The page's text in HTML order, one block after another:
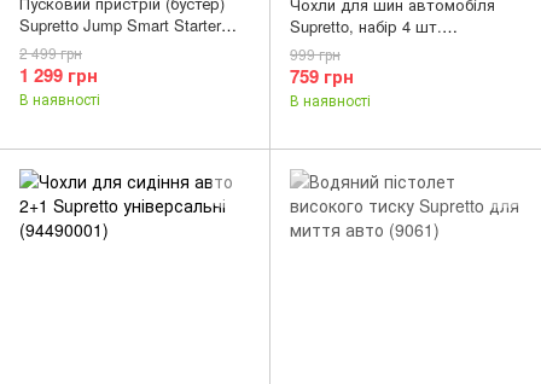
Supretto Jump Smart Starter
Power Bank (5592)
1 299 грн
2 499 грн
В наявності
Supretto, набір 4 шт.
(94460001)
759 грн
999 грн
В наявності